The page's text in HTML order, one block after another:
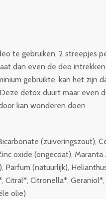
te gebruiken, 2 streepjes
dan even de deo intrekken
gebruikte, kan het zijn
detox duurt maar even
kan wonderen doen
(zuiveringszout),
oxide (ongecoat),
(natuurlijk),
Citronella*,
olie)